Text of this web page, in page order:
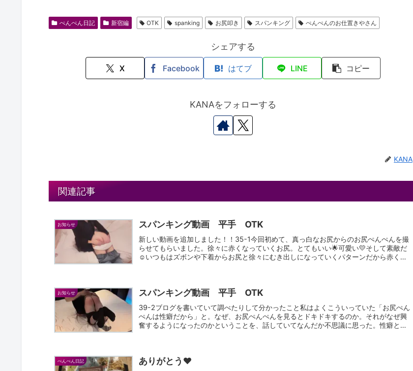
ぺんぺん日記 新宿編 OTK spanking お尻叩き スパンキング ぺんぺんのお仕置きやさん
シェアする
X Facebook はてブ LINE コピー
KANAをフォローする
KANA
関連記事
お知らせ スパンキング動画 平手 OTK
新しい動画を追加しました！！35-1今回初めて、真っ白なお尻からのお尻ぺんぺんを撮
らせてもらいました。徐々に赤くなっていくお尻。とてもいい🌟可愛い💛そして素敵だ
☺いつもはズボンや下着からお尻と徐々にむき出しになっていくパターンだから赤くな
お知らせ スパンキング動画 平手 OTK
39-2ブログを書いていて調べたりして分かったこと私はよくこういっていた「お尻ぺん
ぺんは性癖だから」と。なぜ、お尻ぺんぺんを見るとドキドキするのか。それがなぜ興
奮するようになったのかということを、話していてなんだか不思議に思った。性癖とは
ぺんぺん日記 ありがとう♥